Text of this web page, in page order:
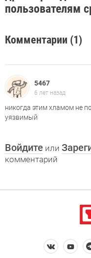
пользователям
Комментарии (1)
5467
6 лет назад
никогда этим хламом не
уязвимый
Войдите или
комментарий